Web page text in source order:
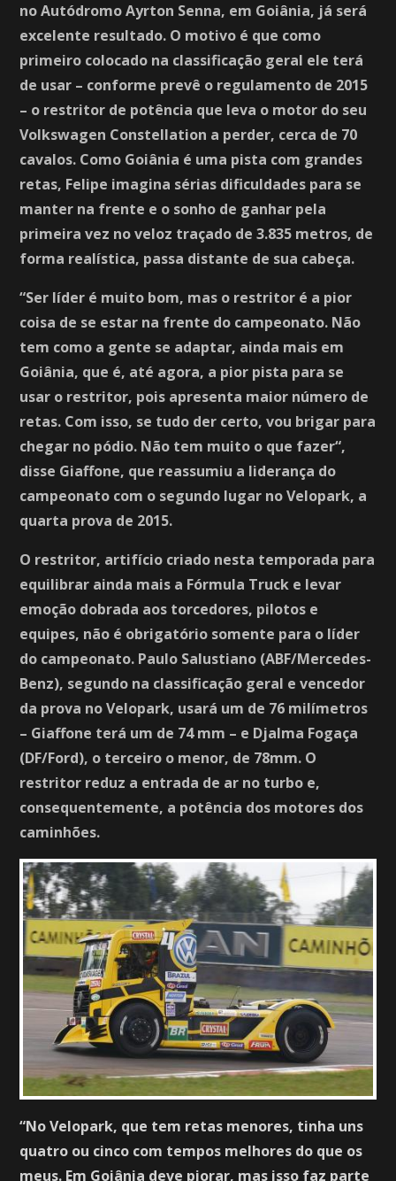
no Autódromo Ayrton Senna, em Goiânia, já será
excelente resultado. O motivo é que como
primeiro colocado na classificação geral ele terá
de usar – conforme prevê o regulamento de 2015
– o restritor de potência que leva o motor do seu
Volkswagen Constellation a perder, cerca de 70
cavalos. Como Goiânia é uma pista com grandes
retas, Felipe imagina sérias dificuldades para se
manter na frente e o sonho de ganhar pela
primeira vez no veloz traçado de 3.835 metros, de
forma realística, passa distante de sua cabeça.
“Ser líder é muito bom, mas o restritor é a pior
coisa de se estar na frente do campeonato. Não
tem como a gente se adaptar, ainda mais em
Goiânia, que é, até agora, a pior pista para se
usar o restritor, pois apresenta maior número de
retas. Com isso, se tudo der certo, vou brigar para
chegar no pódio. Não tem muito o que fazer“,
disse Giaffone, que reassumiu a liderança do
campeonato com o segundo lugar no Velopark, a
quarta prova de 2015.
O restritor, artifício criado nesta temporada para
equilibrar ainda mais a Fórmula Truck e levar
emoção dobrada aos torcedores, pilotos e
equipes, não é obrigatório somente para o líder
do campeonato. Paulo Salustiano (ABF/Mercedes-
Benz), segundo na classificação geral e vencedor
da prova no Velopark, usará um de 76 milímetros
– Giaffone terá um de 74 mm – e Djalma Fogaça
(DF/Ford), o terceiro o menor, de 78mm. O
restritor reduz a entrada de ar no turbo e,
consequentemente, a potência dos motores dos
caminhões.
“No Velopark, que tem retas menores, tinha uns
quatro ou cinco com tempos melhores do que os
meus. Em Goiânia deve piorar, mas isso faz parte